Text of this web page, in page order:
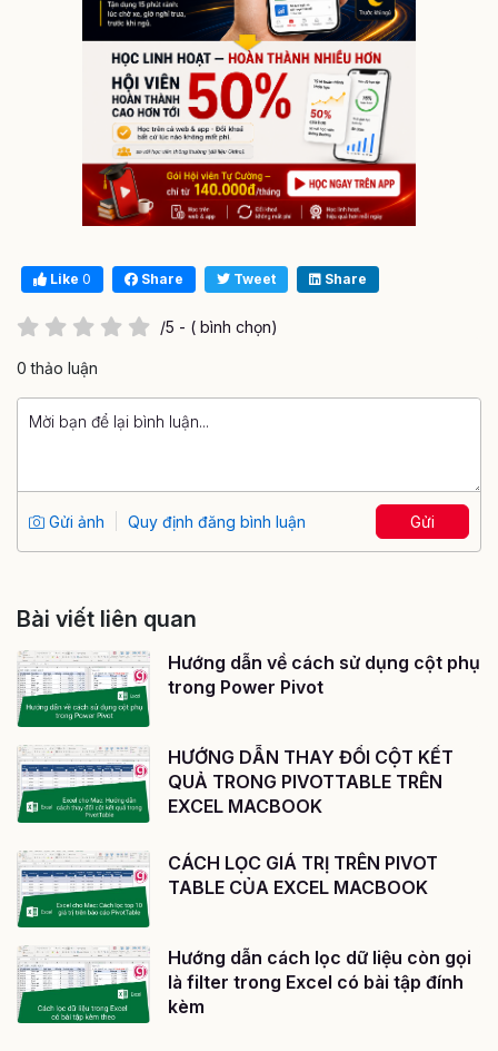
Like 0 Share Tweet Share
/5 - ( bình chọn)
0 thảo luận
Gửi ảnh Quy định đăng bình luận Gửi
Bài viết liên quan
Hướng dẫn về cách sử dụng cột phụ
trong Power Pivot
HƯỚNG DẪN THAY ĐỔI CỘT KẾT
QUẢ TRONG PIVOTTABLE TRÊN
EXCEL MACBOOK
CÁCH LỌC GIÁ TRỊ TRÊN PIVOT
TABLE CỦA EXCEL MACBOOK
Hướng dẫn cách lọc dữ liệu còn gọi
là filter trong Excel có bài tập đính
kèm